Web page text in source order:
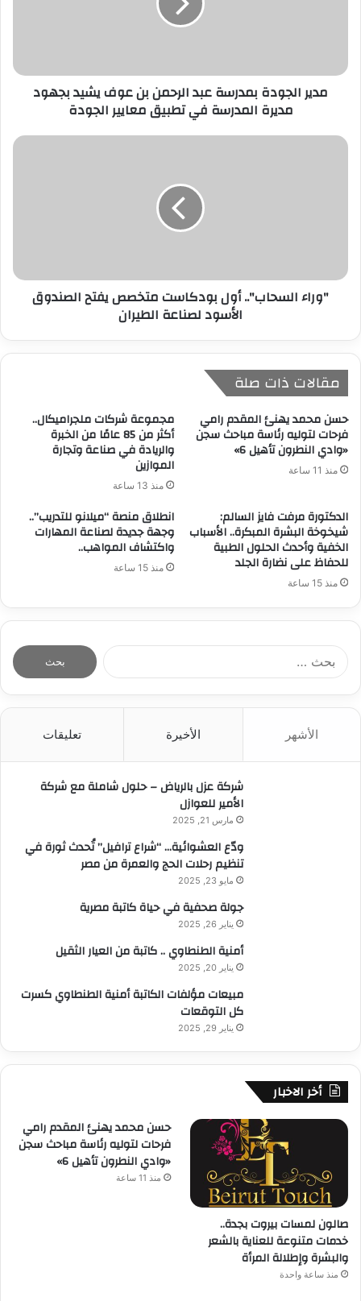
ر
مدير الجودة بمدرسة عبد الرحمن بن عوف يشيد بجهود
مديرة المدرسة في تطبيق معايير الجودة
"وراء السحاب".. أول بودكاست متخصص يفتح الصندوق
الأسود لصناعة الطيران
مقالات ذات صلة
حسن محمد يهنئ المقدم رامي
فرحات لتوليه رئاسة مباحث سجن
«وادي النطرون تأهيل 6»
منذ 11 ساعة
مجموعة شركات ملجراميكال..
أكثر من 85 عامًا من الخبرة
والريادة في صناعة وتجارة
الموازين
منذ 13 ساعة
الدكتورة مرفت فايز السالم:
شيخوخة البشرة المبكرة.. الأسباب
الخفية وأحدث الحلول الطبية
للحفاظ على نضارة الجلد
منذ 15 ساعة
انطلاق منصة “ميلانو للتدريب”..
وجهة جديدة لصناعة المهارات
واكتشاف المواهب..
منذ 15 ساعة
الأشهر الأخيرة تعليقات
شركة عزل بالرياض – حلول شاملة مع شركة
الأمير للعوازل
مارس 21, 2025
ودّع العشوائية… “شراع ترافيل” تُحدث ثورة في
تنظيم رحلات الحج والعمرة من مصر
مايو 23, 2025
جولة صحفية في حياة كاتبة مصرية
يناير 26, 2025
أمنية الطنطاوي .. كاتبة من العيار الثقيل
يناير 20, 2025
مبيعات مؤلفات الكاتبة أمنية الطنطاوي كسرت
كل التوقعات
يناير 29, 2025
أخر الاخبار
صالون لمسات بيروت بجدة..
خدمات متنوعة للعناية بالشعر
والبشرة وإطلالة المرأة
منذ ساعة واحدة
حسن محمد يهنئ المقدم رامي
فرحات لتوليه رئاسة مباحث سجن
«وادي النطرون تأهيل 6»
منذ 11 ساعة